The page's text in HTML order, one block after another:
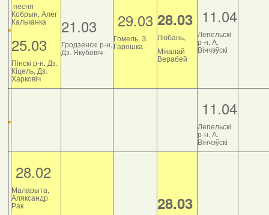
песня
Кобрын, Алег
Кальчанка
25.03
Пінскі р-н, Дз.
Кіцель, Дз.
Харковіч
21.03
Гродзенскі р-н,
Дз. Якубовіч
29.03
Гомель, З.
Гарошка
28.03
Любань,
Мікалай
Верабей
11.04
Лепельскі
р-н, А.
Вінчэўскі
11.04
Лепельскі
р-н, А.
Вінчэўскі
28.02
Маларыта,
Аляксандр
Рак 28.03